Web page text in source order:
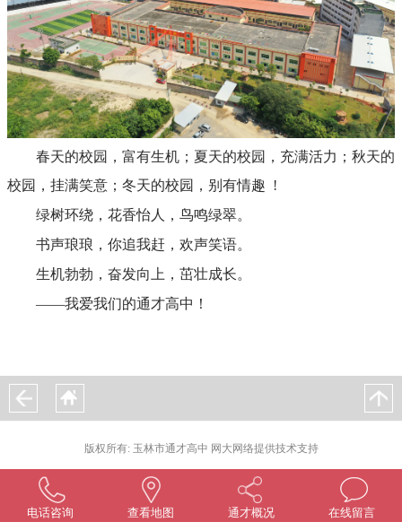
春天的校园，富有生机；夏天的校园，充满活力；秋天的
校园，挂满笑意；冬天的校园，别有情趣 !
绿树环绕，花香怡人，鸟鸣绿翠。
书声琅琅，你追我赶，欢声笑语。
生机勃勃，奋发向上，茁壮成长。
——我爱我们的通才高中！
版权所有: 玉林市通才高中 网大网络提供技术支持
电话咨询 查看地图 通才概况 在线留言